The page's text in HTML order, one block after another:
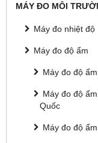
MÁY ĐO MÔI
Máy đo nhiệt độ
Máy đo độ ẩm
Máy đo độ
Máy đo độ
Quốc
Máy đo độ